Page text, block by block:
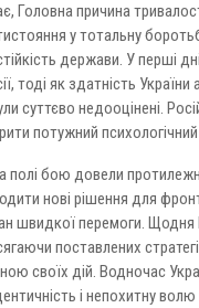
Головна причина
у тотальну
держави. У перші
тоді як здатність
суттєво недооцінені.
потужний
полі бою довели
нові рішення для
швидкої перемоги.
поставлених
своїх дій. Водночас
і непохитну